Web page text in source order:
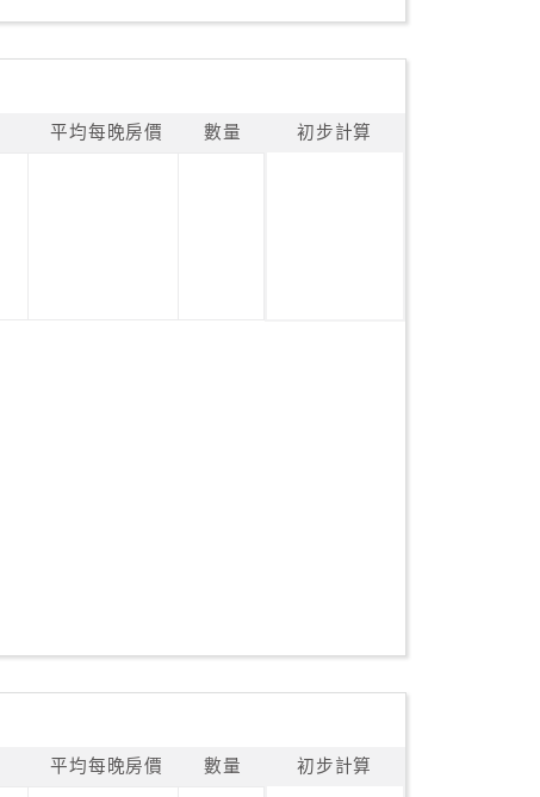
平均每晚房價 數量 初步計算
平均每晚房價 數量 初步計算